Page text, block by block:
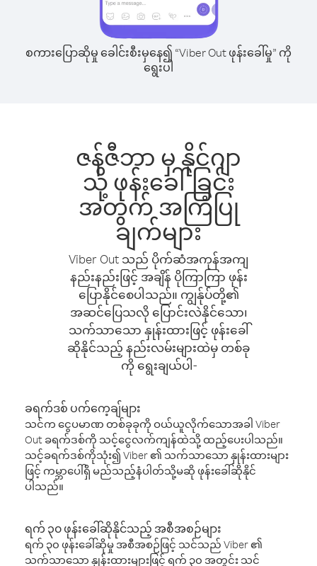
စကားပြောဆိုမှု ခေါင်းစီးမှနေ၍ “Viber Out ဖုန်းခေါ်မှု” ကို
ရွေးပါ
ဇန်ဇီဘာ မှ နိုင်ဂျာ
သို့ ဖုန်းခေါ်ခြင်း
အတွက် အကြံပြု
ချက်များ
Viber Out သည် ပိုက်ဆံအကုန်အကျ
နည်းနည်းဖြင့် အချိန် ပိုကြာကြာ ဖုန်း
ပြောနိုင်စေပါသည်။ ကျွန်ုပ်တို့၏
အဆင်ပြေသလို ပြောင်းလဲနိုင်သော၊
သက်သာသော နှုန်းထားဖြင့် ဖုန်းခေါ်
ဆိုနိုင်သည့် နည်းလမ်းများထဲမှ တစ်ခု
ကို ရွေးချယ်ပါ-
ခရက်ဒစ် ပက်ကေ့ချ်များ
သင်က ငွေပမာဏ တစ်ခုခုကို ဝယ်ယူလိုက်သောအခါ Viber
Out ခရက်ဒစ်ကို သင့်ငွေလက်ကျန်ထဲသို့ ထည့်ပေးပါသည်။
သင့်ခရက်ဒစ်ကိုသုံး၍ Viber ၏ သက်သာသော နှုန်းထားများ
ဖြင့် ကမ္ဘာပေါ်ရှိ မည်သည့်နံပါတ်သို့မဆို ဖုန်းခေါ်ဆိုနိုင်
ပါသည်။
ရက် ၃၀ ဖုန်းခေါ်ဆိုနိုင်သည့် အစီအစဉ်များ
ရက် ၃၀ ဖုန်းခေါ်ဆိုမှု အစီအစဉ်ဖြင့် သင်သည် Viber ၏
သက်သာသော နှုန်းထားများဖြင့် ရက် ၃၀ အတွင်း သင်